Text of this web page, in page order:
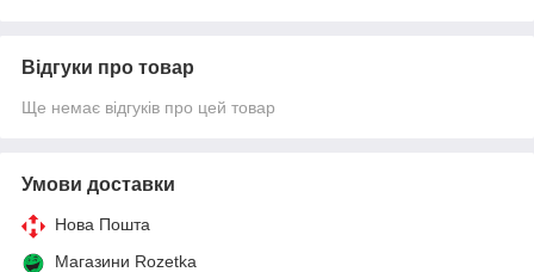
Відгуки про товар
Ще немає відгуків про цей товар
Умови доставки
Нова Пошта
Магазини Rozetka